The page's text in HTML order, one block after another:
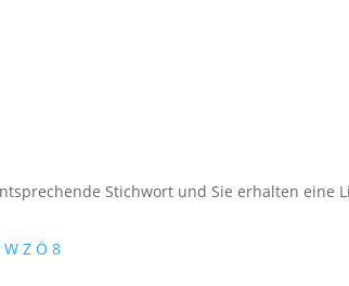
Stichwort und Sie erhalten eine
W Z Ö 8